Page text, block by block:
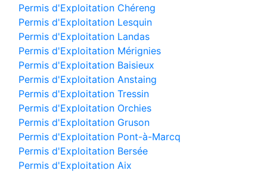
Permis d'Exploitation Chéreng
Permis d'Exploitation Lesquin
Permis d'Exploitation Landas
Permis d'Exploitation Mérignies
Permis d'Exploitation Baisieux
Permis d'Exploitation Anstaing
Permis d'Exploitation Tressin
Permis d'Exploitation Orchies
Permis d'Exploitation Gruson
Permis d'Exploitation Pont-à-Marcq
Permis d'Exploitation Bersée
Permis d'Exploitation Aix